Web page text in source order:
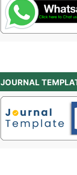
JOURNAL